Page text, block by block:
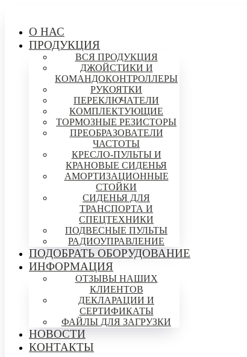
О НАС
ПРОДУКЦИЯ
ВСЯ ПРОДУКЦИЯ
ДЖОЙСТИКИ И
КОМАНДОКОНТРОЛЛЕРЫ
РУКОЯТКИ
ПЕРЕКЛЮЧАТЕЛИ
КОМПЛЕКТУЮЩИЕ
ТОРМОЗНЫЕ РЕЗИСТОРЫ
ПРЕОБРАЗОВАТЕЛИ
ЧАСТОТЫ
КРЕСЛО-ПУЛЬТЫ И
КРАНОВЫЕ СИДЕНЬЯ
АМОРТИЗАЦИОННЫЕ
СТОЙКИ
СИДЕНЬЯ ДЛЯ
ТРАНСПОРТА И
СПЕЦТЕХНИКИ
ПОДВЕСНЫЕ ПУЛЬТЫ
РАДИОУПРАВЛЕНИЕ
ПОДОБРАТЬ ОБОРУДОВАНИЕ
ИНФОРМАЦИЯ
ОТЗЫВЫ НАШИХ
КЛИЕНТОВ
ДЕКЛАРАЦИИ И
СЕРТИФИКАТЫ
ФАЙЛЫ ДЛЯ ЗАГРУЗКИ
НОВОСТИ
КОНТАКТЫ